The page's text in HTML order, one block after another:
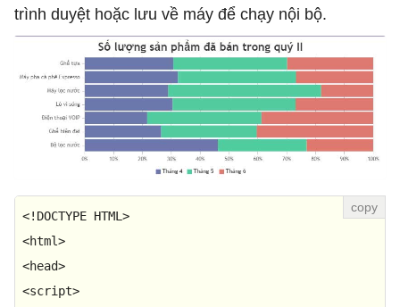
trình duyệt hoặc lưu về máy để chạy nội bộ.
<! DOCTYPE HTML
<html>
<head>
<script>